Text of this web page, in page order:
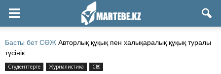
Басты бет СӨЖ Авторлық құқық пен халықаралық құқық туралы
түсінік
Студенттерге Журналистика СӨЖ